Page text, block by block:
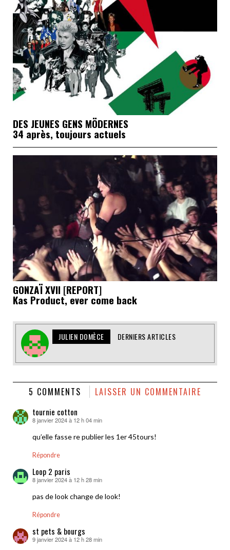
DES JEUNES GENS MÖDERNES
34 après, toujours actuels
GONZAÏ XVII [REPORT]
Kas Product, ever come back
JULIEN DOMÈCE DERNIERS ARTICLES
5 COMMENTS LAISSER UN COMMENTAIRE
tournie cotton
dit :
8 janvier 2024 à 12 h 04 min
qu’elle fasse re publier les 1er 45tours!
Répondre
Loop 2 paris
dit :
8 janvier 2024 à 12 h 28 min
pas de look change de look!
Répondre
st pets & bourgs
dit :
9 janvier 2024 à 12 h 28 min